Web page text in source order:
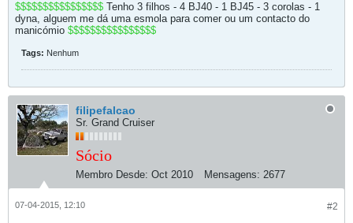
$$$$$$$$$$$$$$$$ Tenho 3 filhos - 4 BJ40 - 1 BJ45 - 3 corolas - 1
dyna, alguem me dá uma esmola para comer ou um contacto do
manicómio $$$$$$$$$$$$$$$$
Tags: Nenhum
filipefalcao
Sr. Grand Cruiser
Sócio
Membro Desde: Oct 2010 Mensagens: 2677
#2
07-04-2015, 12:10